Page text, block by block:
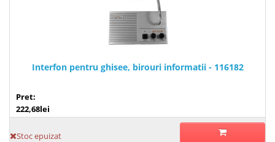
Interfon pentru ghisee, birouri informatii - 116182
Pret:
222,68lei
Stoc epuizat